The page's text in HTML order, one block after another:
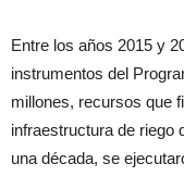
Entre los años 2015 y
instrumentos del
millones, recursos que
infraestructura de riego
una década, se